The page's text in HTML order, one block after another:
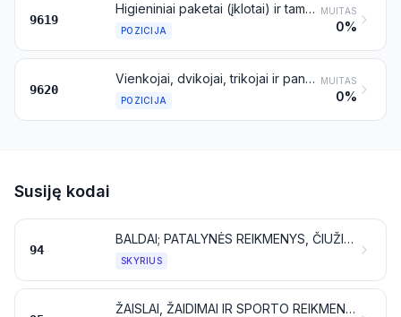
9619
Higieniniai paketai (įklotai) ir tamponai, vystyklai (sauskelnės), vystymo įklotai ir panašūs dirbiniai, iš bet kokių medžiagų
POZICIJA
MUITAS
0%
9620
Vienkojai, dvikojai, trikojai ir panašūs dirbiniai
POZICIJA
MUITAS
0%
Susiję kodai
94
BALDAI; PATALYNĖS REIKMENYS, ČIUŽINIAI, ČIUŽINIŲ KARKASAI, DEKORATYVINĖS PAGALVĖLĖS IR PANAŠŪS KIMŠTINIAI BALDŲ REIKMENYS; ŠVIESTUVAI IR APŠVIETIMO ĮRANGA, NENURODYTI KITOJE VIETOJE; ŠVIEČIANTIEJI ŽENKLAI, ŠVIEČIANČIOSIOS IŠKABOS IR PANAŠŪS DIRBINIAI; SURENKAMIEJI STATINIAI
SKYRIUS
ŽAISLAI, ŽAIDIMAI IR SPORTO REIKMENYS; JŲ DALYS IR REIKMENYS